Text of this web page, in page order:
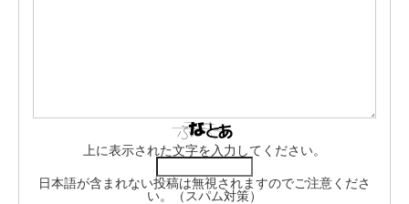
上に表示された文字を入力してください。
日本語が含まれない投稿は無視されますのでご注意くださ
い。（スパム対策）